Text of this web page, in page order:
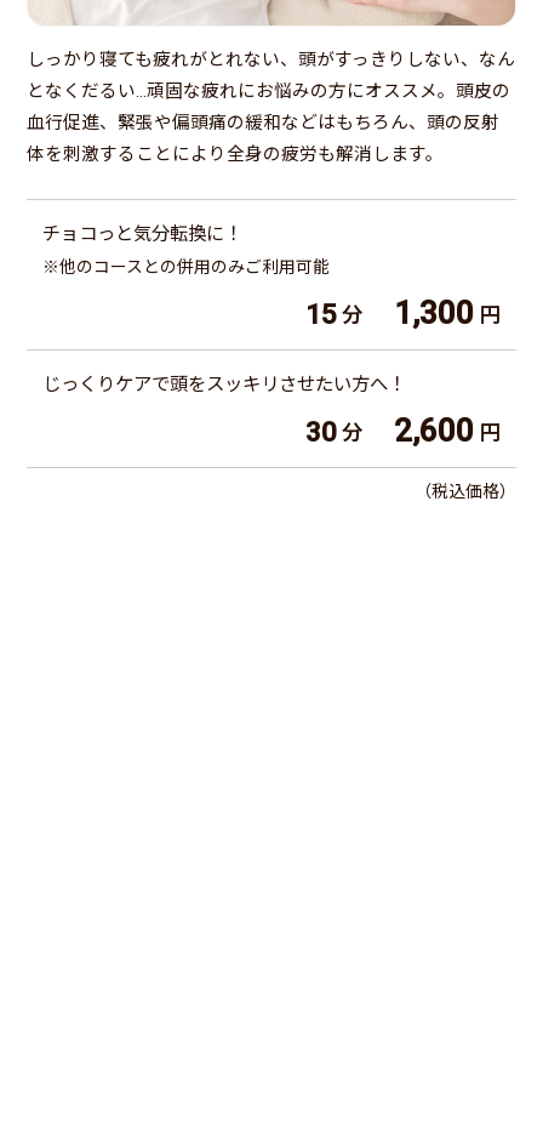
しっかり寝ても疲れがとれない、頭がすっきりしない、なん
となくだるい…頑固な疲れにお悩みの方にオススメ。頭皮の
血行促進、緊張や偏頭痛の緩和などはもちろん、頭の反射
体を刺激することにより全身の疲労も解消します。
チョコっと気分転換に！
※他のコースとの併用のみご利用可能
15 分 1,300 円
じっくりケアで頭をスッキリさせたい方へ！
30 分 2,600 円
（税込価格）